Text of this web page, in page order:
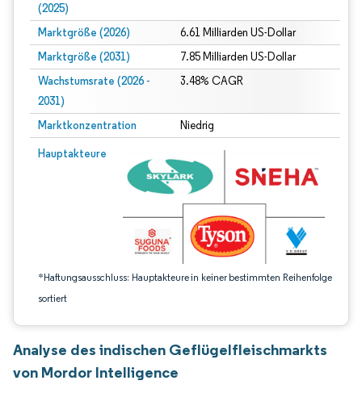
(2025)
Marktgröße (2026) 6.61 Milliarden US-Dollar
Marktgröße (2031) 7.85 Milliarden US-Dollar
Wachstumsrate (2026 -
2031)
3.48% CAGR
Marktkonzentration Niedrig
Hauptakteure
*Haftungsausschluss: Hauptakteure in keiner bestimmten Reihenfolge
sortiert
Bild © Mordor Intelligence. Wiederverwendung erfordert Namensnennung
Analyse des indischen Geflügelfleischmarkts
von Mordor Intelligence